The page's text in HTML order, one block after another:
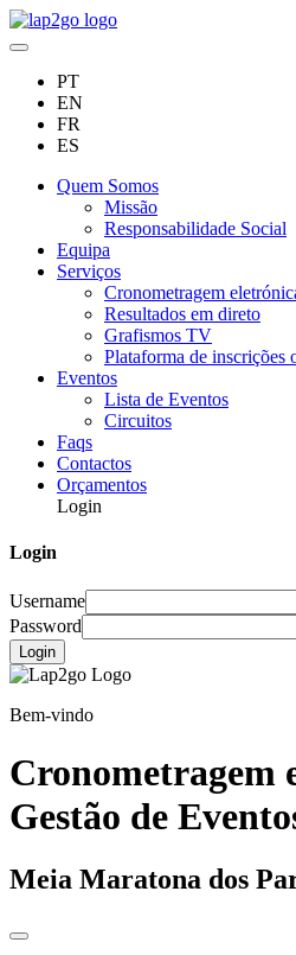
PT
EN
FR
ES
Quem Somos
Missão
Responsabilidade Social
Equipa
Serviços
Cronometragem
Resultados em direto
Grafismos TV
Plataforma de inscrições
Eventos
Lista de Eventos
Circuitos
Faqs
Contactos
Orçamentos
Login
Login
Username
Password
Login
Bem-vindo
Cronometragem
Gestão de
Meia Maratona dos